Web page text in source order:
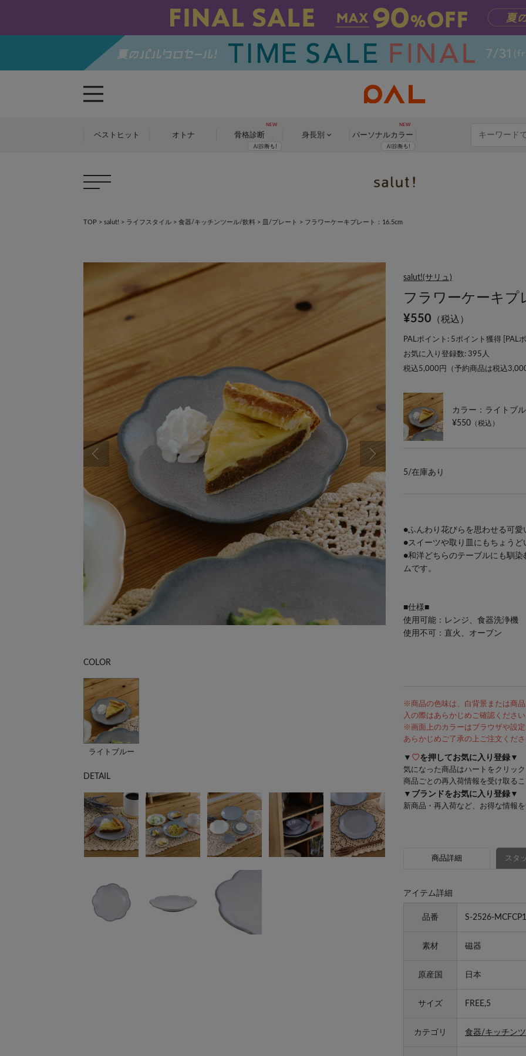
ベストヒット オトナ 骨格診断 身長別 パーソナルカラー
TOP > salut! > ライフスタイル > 食器/キッチンツール/飲料 > 皿/プレート > フラワーケーキプレート：16.5cm
COLOR
ライトブルー
DETAIL
salut!(サリュ)
フラワーケーキプ
¥550 （税込）
PALポイント: 5ポイント獲得 [ PAL
お気に入り登録数: 395 人
税込5,000円（予約商品は税込
カラー：ライトブ
¥550 （税込）
5/在庫あり
●ふんわり花びらを思わせる可愛
●スイーツや取り皿にもちょうど
●和洋どちらのテーブルにも馴
ムです。
■仕様■
使用可能：レンジ、食器洗浄機
使用不可：直火、オーブン
※商品の色味は、白背景または商
入の際はあらかじめご確認ください
※画面上のカラーはブラウザや設
あらかじめご了承の上ご注文くださ
▼ ♡を押してお気に入り登録▼
気になった商品はハートをクリッ
商品ごとの再入荷情報を受け取る
▼ブランドをお気に入り登録▼
新商品・再入荷など、お得な情報
商品詳細 スタ
アイテム詳細
品番 S-2526-
素材 磁器
原産国 日本
サイズ FREE,5
カテゴリ 食器/キッチン